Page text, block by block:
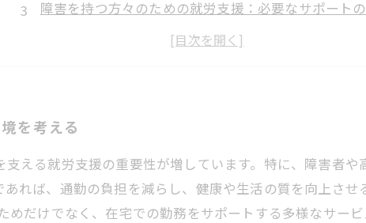
障害を持つ方々のための就労支援：必要なサポート
リモートワークでの心の健康：安心感の確保に向けて
安心して働くために：就労支援がもたらす生活の質の
を考える
える就労支援の重要性が増しています。特に、障害者
れば、通勤の負担を減らし、健康や生活の質を向上さ
めだけでなく、在宅での勤務をサポートする多様なサー